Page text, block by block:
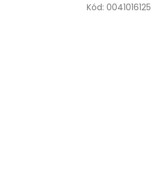
Kód: 0041016125